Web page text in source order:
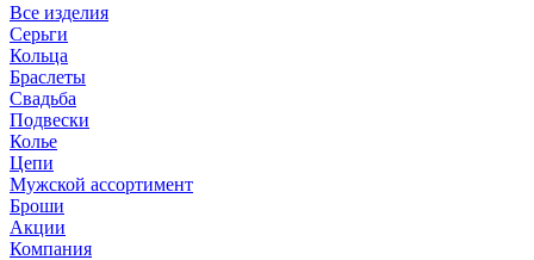
Все изделия
Серьги
Кольца
Браслеты
Свадьба
Подвески
Колье
Цепи
Мужской ассортимент
Броши
Акции
Компания